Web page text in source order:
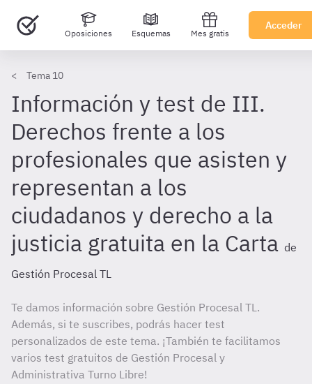
Oposiciones Esquemas Mes gratis
Acceder
Tema 10
Información y test de III.
Derechos frente a los
profesionales que asisten y
representan a los
ciudadanos y derecho a la
justicia gratuita en la Carta de
Gestión Procesal TL
Te damos información sobre Gestión Procesal TL.
Además, si te suscribes, podrás hacer test
personalizados de este tema. ¡También te facilitamos
varios test gratuitos de Gestión Procesal y
Administrativa Turno Libre!